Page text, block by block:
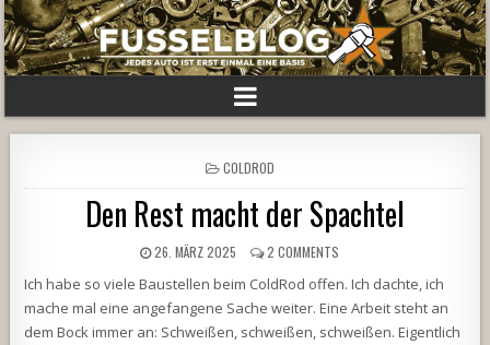
POSTED
IN
COLDROD
Den Rest macht der Spachtel
26. MÄRZ 2025 2 COMMENTS
Ich habe so viele Baustellen beim ColdRod offen. Ich dachte, ich
mache mal eine angefangene Sache weiter. Eine Arbeit steht an
dem Bock immer an: Schweißen, schweißen, schweißen. Eigentlich